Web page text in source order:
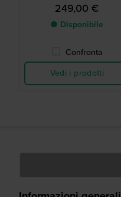
249,00 €
● Disponibile
Confronta
Vedi i prodotti